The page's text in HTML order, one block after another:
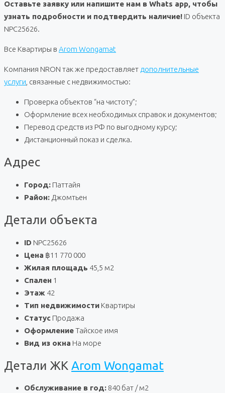
Оставьте заявку или напишите нам в Whats app, чтобы
узнать подробности и подтвердить наличие! ID объекта
NPC25626.
Все Квартиры в Arom Wongamat
Компания NRON так же предоставляет дополнительные
услуги , связанные с недвижимостью:
Проверка объектов “на чистоту”;
Оформление всех необходимых справок и документов;
Перевод средств из РФ по выгодному курсу;
Дистанционный показ и сделка.
Адрес
Город: Паттайя
Район: Джомтьен
Детали объекта
ID NPC25626
Цена ฿11 770 000
Жилая площадь 45,5 м2
Спален 1
Этаж 42
Тип недвижимости Квартиры
Статус Продажа
ОформлениеТайское имя
Вид из окна На море
Детали ЖК Arom Wongamat
Обслуживание в год: 840 бат / м2